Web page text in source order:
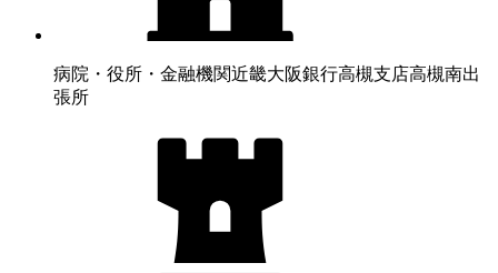
病院・役所・金融機関近畿大阪銀行高槻支店高槻南出
張所